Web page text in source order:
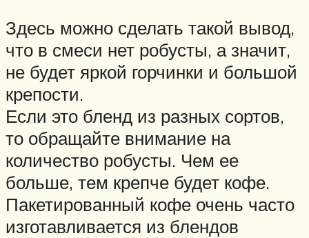
Здесь можно сделать такой вывод,
что в смеси нет робусты, а значит,
не будет яркой горчинки и большой
крепости.
Если это бленд из разных сортов,
то обращайте внимание на
количество робусты. Чем ее
больше, тем крепче будет кофе.
Пакетированный кофе очень часто
изготавливается из блендов